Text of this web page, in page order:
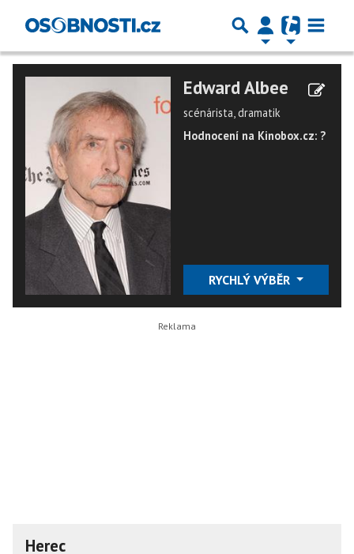
Edward Albee
scénárista, dramatik
Hodnocení na Kinobox.cz: ?
RYCHLÝ VÝBĚR
Herec